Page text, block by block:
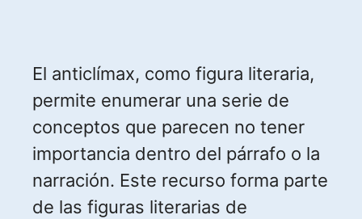
El anticlímax, como figura literaria,
permite enumerar una serie de
conceptos que parecen no tener
importancia dentro del párrafo o la
narración. Este recurso forma parte
de las figuras literarias de